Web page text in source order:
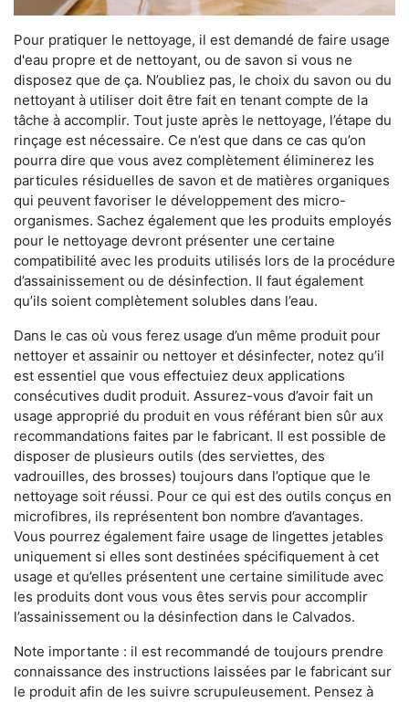
Pour pratiquer le nettoyage, il est demandé de faire usage
d'eau propre et de nettoyant, ou de savon si vous ne
disposez que de ça. N’oubliez pas, le choix du savon ou du
nettoyant à utiliser doit être fait en tenant compte de la
tâche à accomplir. Tout juste après le nettoyage, l’étape du
rinçage est nécessaire. Ce n’est que dans ce cas qu’on
pourra dire que vous avez complètement éliminerez les
particules résiduelles de savon et de matières organiques
qui peuvent favoriser le développement des micro-
organismes. Sachez également que les produits employés
pour le nettoyage devront présenter une certaine
compatibilité avec les produits utilisés lors de la procédure
d’assainissement ou de désinfection. Il faut également
qu’ils soient complètement solubles dans l’eau.
Dans le cas où vous ferez usage d’un même produit pour
nettoyer et assainir ou nettoyer et désinfecter, notez qu’il
est essentiel que vous effectuiez deux applications
consécutives dudit produit. Assurez-vous d’avoir fait un
usage approprié du produit en vous référant bien sûr aux
recommandations faites par le fabricant. Il est possible de
disposer de plusieurs outils (des serviettes, des
vadrouilles, des brosses) toujours dans l’optique que le
nettoyage soit réussi. Pour ce qui est des outils conçus en
microfibres, ils représentent bon nombre d’avantages.
Vous pourrez également faire usage de lingettes jetables
uniquement si elles sont destinées spécifiquement à cet
usage et qu’elles présentent une certaine similitude avec
les produits dont vous vous êtes servis pour accomplir
l’assainissement ou la désinfection dans le Calvados.
Note importante : il est recommandé de toujours prendre
connaissance des instructions laissées par le fabricant sur
le produit afin de les suivre scrupuleusement. Pensez à